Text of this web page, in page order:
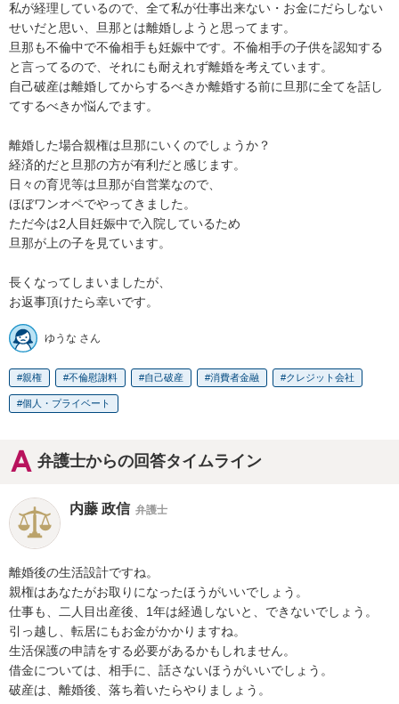
私が経理しているので、全て私が仕事出来ない・お金にだらしない
せいだと思い、旦那とは離婚しようと思ってます。
旦那も不倫中で不倫相手も妊娠中です。不倫相手の子供を認知する
と言ってるので、それにも耐えれず離婚を考えています。
自己破産は離婚してからするべきか離婚する前に旦那に全てを話し
てするべきか悩んでます。
離婚した場合親権は旦那にいくのでしょうか？
経済的だと旦那の方が有利だと感じます。
日々の育児等は旦那が自営業なので、
ほぼワンオペでやってきました。
ただ今は2人目妊娠中で入院しているため
旦那が上の子を見ています。
長くなってしまいましたが、
お返事頂けたら幸いです。
ゆうな さん
親権 不倫慰謝料 自己破産 消費者金融 クレジット会社
個人・プライベート
弁護士からの回答タイムライン
内藤 政信 弁護士
離婚後の生活設計ですね。
親権はあなたがお取りになったほうがいいでしょう。
仕事も、二人目出産後、1年は経過しないと、できないでしょう。
引っ越し、転居にもお金がかかりますね。
生活保護の申請をする必要があるかもしれません。
借金については、相手に、話さないほうがいいでしょう。
破産は、離婚後、落ち着いたらやりましょう。